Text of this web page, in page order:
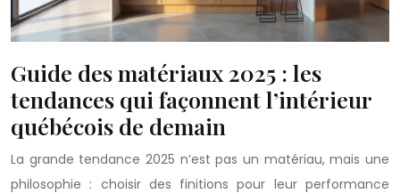
Guide des matériaux 2025 : les
tendances qui façonnent l’intérieur
québécois de demain
La grande tendance 2025 n’est pas un matériau, mais une
philosophie : choisir des finitions pour leur performance